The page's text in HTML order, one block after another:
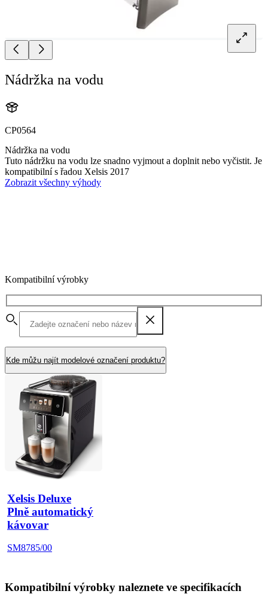
Nádržka na vodu
CP0564
Nádržka na vodu
Tuto nádržku na vodu lze snadno vyjmout a doplnit nebo vyčistit. Je
kompatibilní s řadou Xelsis 2017
Zobrazit všechny výhody
Kompatibilní výrobky
Kde můžu najít modelové označení produktu?
Xelsis Deluxe
Plně automatický
kávovar
SM8785/00
Kompatibilní výrobky naleznete ve specifikacích